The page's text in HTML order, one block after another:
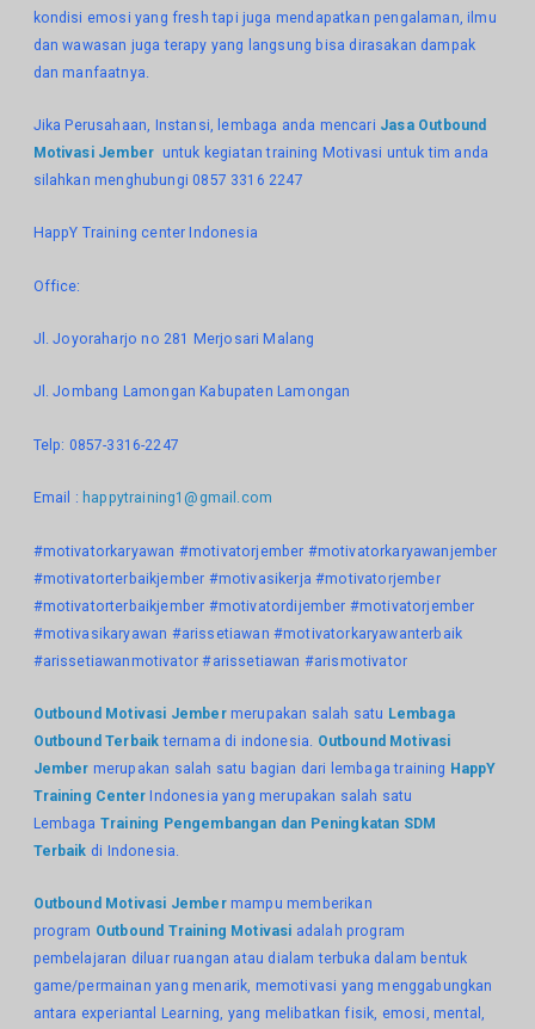
kondisi emosi yang fresh tapi juga mendapatkan pengalaman, ilmu
dan wawasan juga terapy yang langsung bisa dirasakan dampak
dan manfaatnya.
Jika Perusahaan, Instansi, lembaga anda mencari Jasa Outbound
Motivasi Jember untuk kegiatan training Motivasi untuk tim anda
silahkan menghubungi 0857 3316 2247
HappY Training center Indonesia
Office:
Jl. Joyoraharjo no 281 Merjosari Malang
Jl. Jombang Lamongan Kabupaten Lamongan
Telp: 0857-3316-2247
Email : happytraining1@gmail.com
#motivatorkaryawan #motivatorjember #motivatorkaryawanjember
#motivatorterbaikjember #motivasikerja #motivatorjember
#motivatorterbaikjember #motivatordijember #motivatorjember
#motivasikaryawan #arissetiawan #motivatorkaryawanterbaik
#arissetiawanmotivator #arissetiawan #arismotivator
Outbound Motivasi Jembermerupakan salah satu Lembaga
Outbound Terbaik ternama di indonesia. Outbound Motivasi
Jember merupakan salah satu bagian dari lembaga training HappY
Training Center Indonesia yang merupakan salah satu
Lembaga Training Pengembangan dan Peningkatan SDM
Terbaik di Indonesia.
Outbound Motivasi Jembermampu memberikan
program Outbound Training Motivasi adalah program
pembelajaran diluar ruangan atau dialam terbuka dalam bentuk
game/permainan yang menarik, memotivasi yang menggabungkan
antara experiantal Learning, yang melibatkan fisik, emosi, mental,